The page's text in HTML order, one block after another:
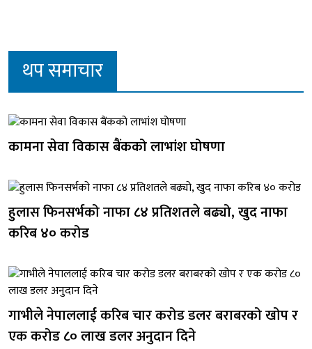
थप समाचार
कामना सेवा विकास बैंकको लाभांश घोषणा
हुलास फिनसर्भको नाफा ८४ प्रतिशतले बढ्यो, खुद नाफा
करिब ४० करोड
गाभीले नेपाललाई करिब चार करोड डलर बराबरको खोप र
एक करोड ८० लाख डलर अनुदान दिने